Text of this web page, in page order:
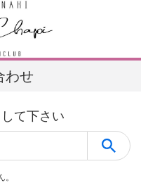
わせ
て下さい